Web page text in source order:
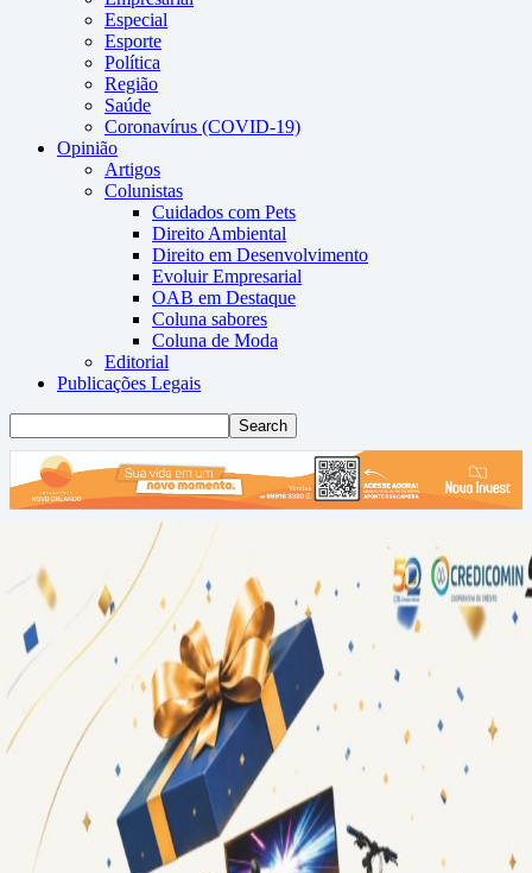
Especial
Esporte
Política
Região
Saúde
Coronavírus (COVID-19)
Opinião
Artigos
Colunistas
Cuidados com Pets
Direito Ambiental
Direito em Desenvolvimento
Evoluir Empresarial
OAB em Destaque
Coluna sabores
Coluna de Moda
Editorial
Publicações Legais